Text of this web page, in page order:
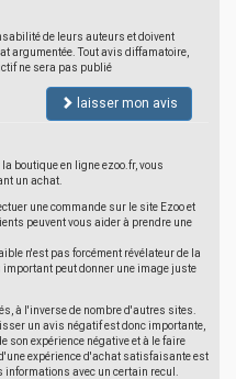
de leurs auteurs et doivent
argumentée. Tout avis diffamatoire,
ne sera pas publié
laisser mon avis
boutique en ligne ezoo.fr, vous
un achat.
une commande sur le site Ezoo et
peuvent vous aider à prendre une
n'est pas forcément révélateur de la
peut donner une image juste
à l'inverse de nombre d'autres sites.
un avis négatif est donc importante,
son expérience négative et à le faire
expérience d'achat satisfaisante est
avec un certain recul.